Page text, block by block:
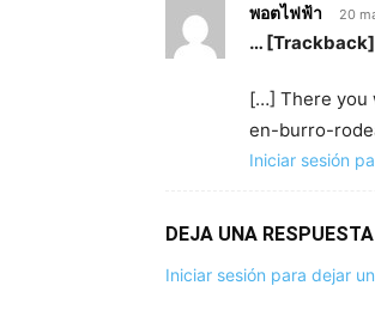
พอตไฟฟ้า 20
… [Trackback]
[…] There you
en-burro-
Iniciar sesión
DEJA UNA RESPUESTA
Iniciar sesión para dejar